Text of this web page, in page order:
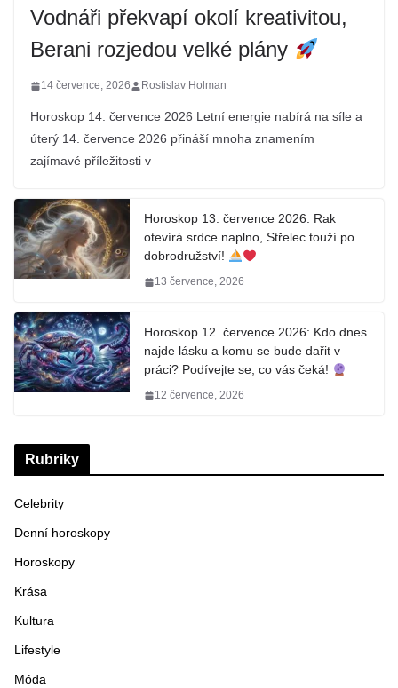
Vodnáři překvapí okolí kreativitou,
Berani rozjedou velké plány
14 července, 2026 Rostislav Holman
Horoskop 14. července 2026 Letní energie nabírá na síle a
úterý 14. července 2026 přináší mnoha znamením
zajímavé příležitosti v
Horoskop 13. července 2026: Rak
otevírá srdce naplno, Střelec touží po
dobrodružství!
13 července, 2026
Horoskop 12. července 2026: Kdo dnes
najde lásku a komu se bude dařit v
práci? Podívejte se, co vás čeká!
12 července, 2026
Rubriky
Celebrity
Denní horoskopy
Horoskopy
Krása
Kultura
Lifestyle
Móda